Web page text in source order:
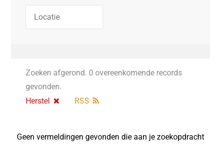
Zoeken afgerond. 0 overeenkomende records
gevonden.
Herstel
RSS
Geen vermeldingen gevonden die aan je zoekopdracht